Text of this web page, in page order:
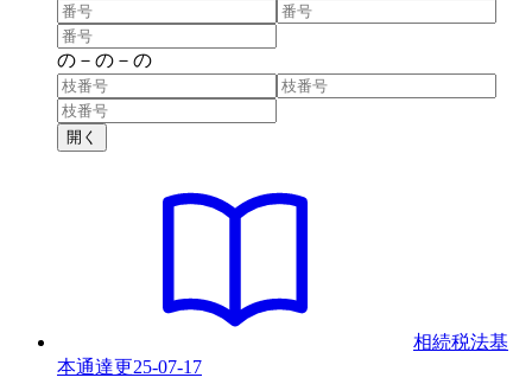
の － の － の
開く
相続税法基
本通達更25-07-17